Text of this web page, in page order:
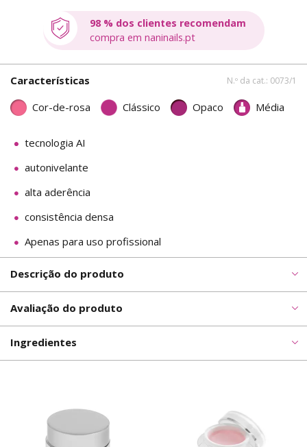
98 % dos clientes recomendam
compra em naninails.pt
Características N.º da cat.: 0073/1
Cor-de-rosa Clássico Opaco Média
tecnologia AI
autonivelante
alta aderência
consistência densa
Apenas para uso profissional
Descrição do produto
Avaliação do produto
Ingredientes